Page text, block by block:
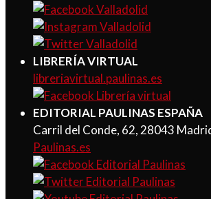
LIBRERÍA VIRTUAL
libreriavirtual.paulinas.es
EDITORIAL PAULINAS ESPAÑA
Carril del Conde, 62, 28043
Paulinas.es